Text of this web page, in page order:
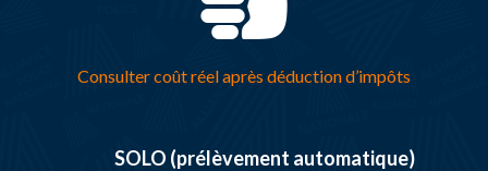
Consulter coût réel après déduction d’impôts
SOLO (prélèvement automatique)